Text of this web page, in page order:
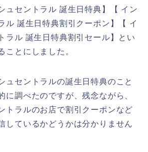
ュセントラル 誕生日特典】【 イン
ル 誕生日特典割引クーポン】【 イ
ラル 誕生日特典割引セール】とい
ことにしました。
ュセントラルの誕生日特典のこと
に調べたのですが、残念ながら、
トラルのお店で割引クーポンなど
しているかどうかは分かりません